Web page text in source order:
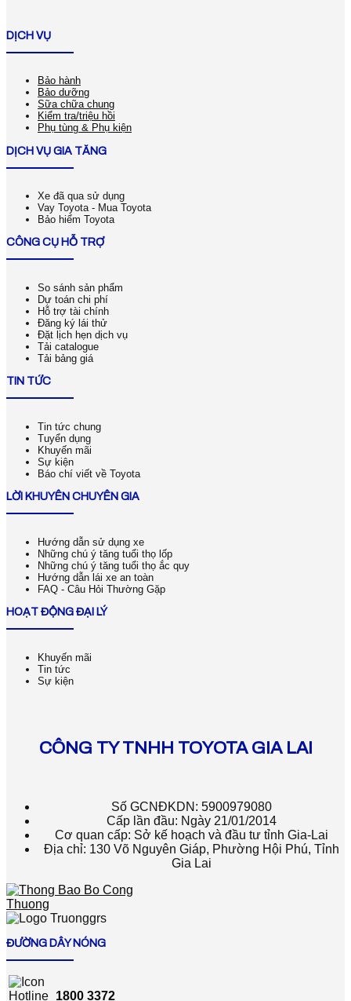
DỊCH VỤ
Bảo hành
Bảo dưỡng
Sữa chữa chung
Kiểm tra/triệu hồi
Phụ tùng & Phụ kiện
DỊCH VỤ GIA TĂNG
Xe đã qua sử dụng
Vay Toyota - Mua Toyota
Bảo hiểm Toyota
CÔNG CỤ HỖ TRỢ
So sánh sản phẩm
Dự toán chi phí
Hỗ trợ tài chính
Đăng ký lái thử
Đặt lịch hẹn dịch vụ
Tải catalogue
Tải bảng giá
TIN TỨC
Tin tức chung
Tuyển dụng
Khuyến mãi
Sự kiện
Báo chí viết về Toyota
LỜI KHUYÊN CHUYÊN GIA
Hướng dẫn sử dụng xe
Những chú ý tăng tuổi thọ lốp
Những chú ý tăng tuổi thọ ắc quy
Hướng dẫn lái xe an toàn
FAQ - Câu Hỏi Thường Gặp
HOẠT ĐỘNG ĐẠI LÝ
Khuyến mãi
Tin tức
Sự kiện
CÔNG TY TNHH TOYOTA GIA LAI
Số GCNĐKDN: 5900979080
Cấp lần đầu: Ngày 21/01/2014
Cơ quan cấp: Sở kế hoạch và đầu tư tỉnh Gia-Lai
Địa chỉ: 130 Võ Nguyên Giáp, Phường Hội Phú, Tỉnh
Gia Lai
ĐƯỜNG DÂY NÓNG
1800 3372